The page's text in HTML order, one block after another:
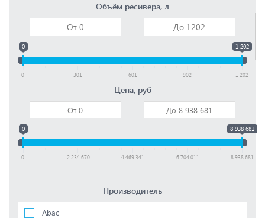
Объём ресивера, л
0 1 202
0 301 601 902 1 202
Цена, руб
0 8 938 681
0 2 234 670 4 469 341 6 704 011 8 938 681
Производитель
Abac